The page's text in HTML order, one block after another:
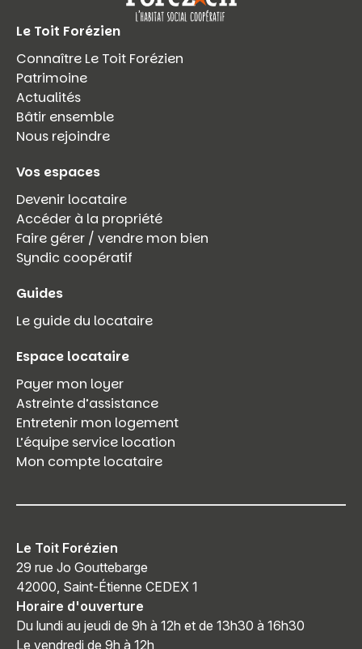
Le Toit Forézien
Connaître Le Toit Forézien
Patrimoine
Actualités
Bâtir ensemble
Nous rejoindre
Vos espaces
Devenir locataire
Accéder à la propriété
Faire gérer / vendre mon bien
Syndic coopératif
Guides
Le guide du locataire
Espace locataire
Payer mon loyer
Astreinte d’assistance
Entretenir mon logement
L’équipe service location
Mon compte locataire
Le Toit Forézien
29 rue Jo Gouttebarge
42000, Saint-Étienne CEDEX 1
Horaire d'ouverture
Du lundi au jeudi de 9h à 12h et de 13h30 à 16h30
Le vendredi de 9h à 12h